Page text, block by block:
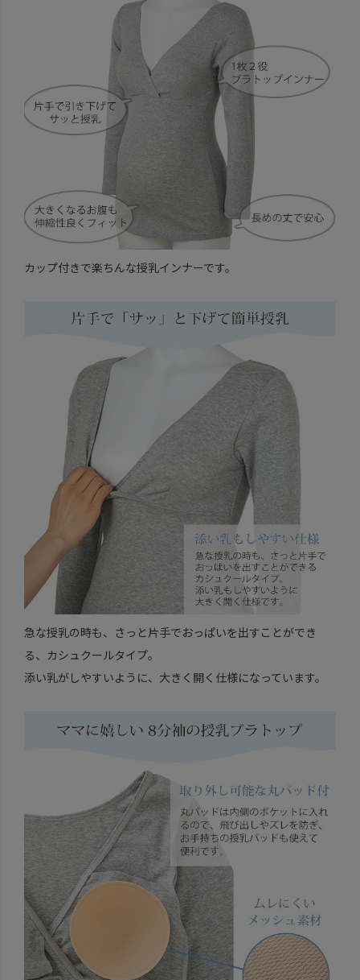
カップ付きで楽ちんな授乳インナーです。
急な授乳の時も、さっと片手でおっぱいを出すことができ
る、カシュクールタイプ。
添い乳がしやすいように、大きく開く仕様になっています。